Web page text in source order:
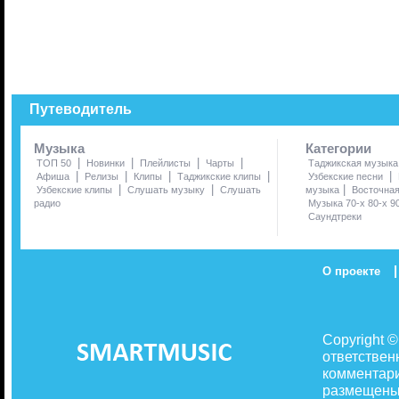
Путеводитель
Музыка
ТОП 50 | Новинки | Плейлисты | Чарты |
Афиша | Релизы | Клипы | Таджикские клипы |
Узбекские клипы | Слушать музыку | Слушать
радио
Категории
Таджикская музыка
Узбекские песни
|
музыка |
Музыка 70-х 80-х
Саундтреки
О проекте |
Copyright
размещены